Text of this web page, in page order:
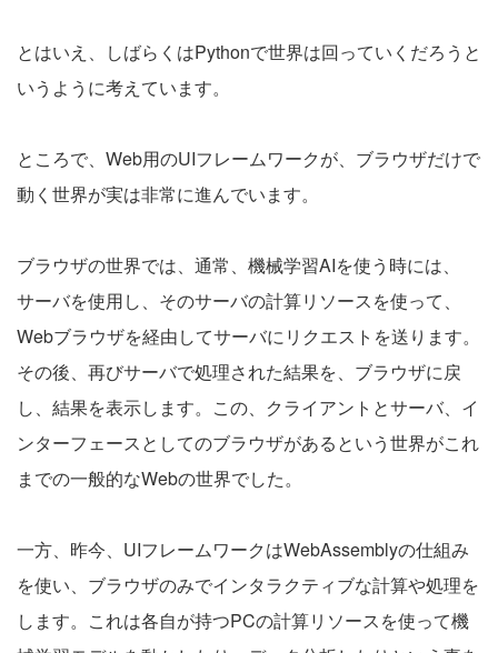
とはいえ、しばらくはPythonで世界は回っていくだろうと
いうように考えています。
ところで、Web用のUIフレームワークが、ブラウザだけで
動く世界が実は非常に進んでいます。
ブラウザの世界では、通常、機械学習AIを使う時には、
サーバを使用し、そのサーバの計算リソースを使って、
Webブラウザを経由してサーバにリクエストを送ります。
その後、再びサーバで処理された結果を、ブラウザに戻
し、結果を表示します。この、クライアントとサーバ、イ
ンターフェースとしてのブラウザがあるという世界がこれ
までの一般的なWebの世界でした。
一方、昨今、UIフレームワークはWebAssemblyの仕組み
を使い、ブラウザのみでインタラクティブな計算や処理を
します。これは各自が持つPCの計算リソースを使って機